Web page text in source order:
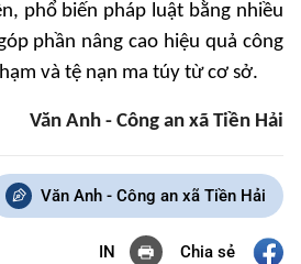
phổ biến pháp luật bằng nhiều
phần nâng cao hiệu quả công
và tệ nạn ma túy từ cơ sở.
Văn Anh - Công an xã Tiền Hải
Văn Anh - Công an xã Tiền Hải
IN Chia sẻ